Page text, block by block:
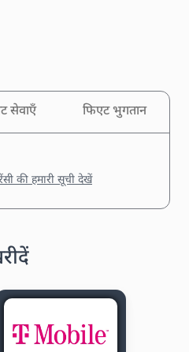
सेवाएँ फिएट भुगतान
की हमारी सूची देखें